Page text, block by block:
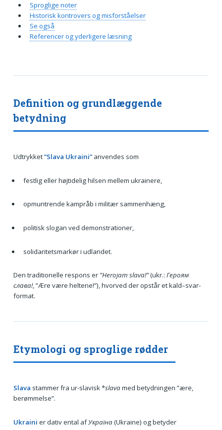
Definition og grundlæggende
betydning
Udtrykket”Slava Ukraini”anvendes som
festlig eller højtidelig hilsen mellem ukrainere,
opmuntrende kampråb i militær sammenhæng,
politisk slogan ved demonstrationer,
solidaritetsmarkør i udlandet.
Den traditionelle respons er ”Herojam slava!”(ukr.: Героям
слава!, ”Ære være heltene!”), hvorved der opstår et kald–svar-
format.
Etymologi og sproglige rødder
Slava stammer fra ur-slavisk *slavamed betydningen ”ære,
berømmelse”.
Ukraini er dativ ental afУкраїна(Ukraine) og betyder
Sproglige noter
Historisk kontrovers og misforståelser
Se også
Referencer og yderligere læsning